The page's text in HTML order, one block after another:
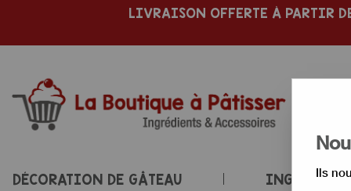
LIVRAISON OFFERTE À PARTIR
DÉCORATION DE GÂTEAU
Ils